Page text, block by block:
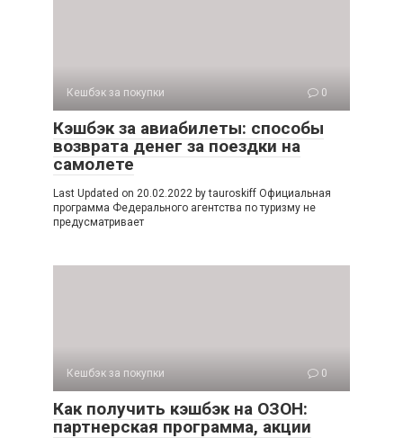
Кешбэк за покупки 0
Кэшбэк за авиабилеты: способы
возврата денег за поездки на
самолете
Last Updated on 20.02.2022 by tauroskiff Официальная
программа Федерального агентства по туризму не
предусматривает
Кешбэк за покупки 0
Как получить кэшбэк на ОЗОН:
партнерская программа, акции